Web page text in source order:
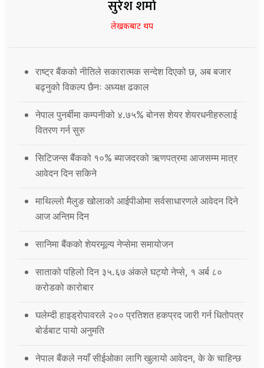
सुरेश शर्मा
लेखकबाट थप
राष्ट्र बैंकको नीतिले सकारात्मक सन्देश दिएको छ, अब बजार
बढ्नुको विकल्प छैनः अध्यक्ष ढकाल
नेपाल पुनर्बीमा कम्पनीको ४.७५% बोनस शेयर शेयरधनीहरुलाई
वितरण गर्न सुरु
सिटिजन्स बैंकको १०% ब्याजदरको ऋणपत्रमा आजसम्म मात्र
आवेदन दिन सकिने
माथिल्लो मैलुङ खोलाको आईपीओमा सर्वसाधारणले आवेदन दिने
आज अन्तिम दिन
सानिमा बैंकको शेयरमूल्य नेप्सेमा समायोजन
साताको पहिलो दिन ३५.६७ अंकले घट्यो नेप्से, १ अर्ब ८०
करोडको कारोबार
घलेम्दी हाइड्रोपावरले २०० प्रतिशत हकप्रद जारी गर्न धितोपत्र
बोर्डबाट पायो अनुमति
नेपाल बैंकले नयाँ सीईओका लागि खुलायो आवेदन, के के चाहिन्छ